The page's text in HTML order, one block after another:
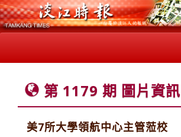
第 1179 期 圖片資訊
美7所大學領航中心主管蒞校